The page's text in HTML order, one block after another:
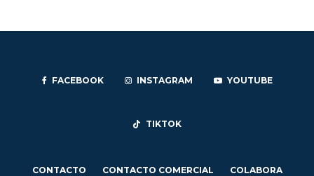
FACEBOOK INSTAGRAM YOUTUBE
TIKTOK
CONTACTO CONTACTO COMERCIAL COLABORA